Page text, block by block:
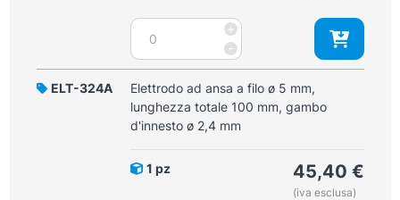
d'innesto
ø
4
mm
quantità
-
Elettrodo
palla
ø
6
mm,
100
+
ELT-324A
Elettrodo ad ansa a filo ø 5 mm,
lunghezza totale 100 mm, gambo
d'innesto ø 2,4 mm
1 pz 45,40 €
(iva esclusa)